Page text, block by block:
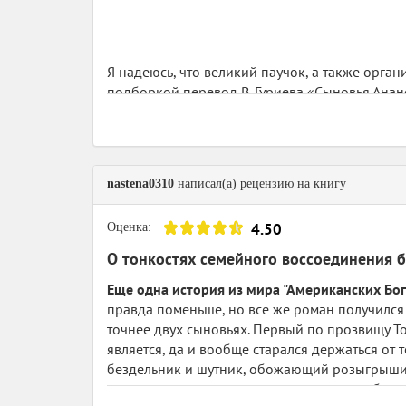
Я надеюсь, что великий паучок, а также
подборкой перевод В. Гуриева «Сыновья
Кстати, чтоб потом к этому не
интуитивно подозреваю, что Комаринец
русскому.
Удивительным образом новая для меня
жанре городского фэнтези, судите сами: в
женщина-птица (явно из воронова племени),
Но если у де Линта адски многофигурное
равноправны, — то Гейман, следуя
книги героем в прямом смысле этого слова
роман-фэнтези ещё одной гранью: романом
При этом нельзя сказать, что воспитание
научат» :) это его покойный отец (да ладно
На самом деле Ананси — персонаж
— во всяком случае, приведённые в тексте
nastena0310 написал(а) рецензию на книгу
Оценка: 4.50
О тонкостях семейного воссоединения
Еще одна история из мира "Американских
правда поменьше, но все же роман
точнее двух сыновьях. Первый по прозвищу
является, да и вообще старался держаться
бездельник и шутник, обожающий розыгрыши
средним инормальнымпредставителем